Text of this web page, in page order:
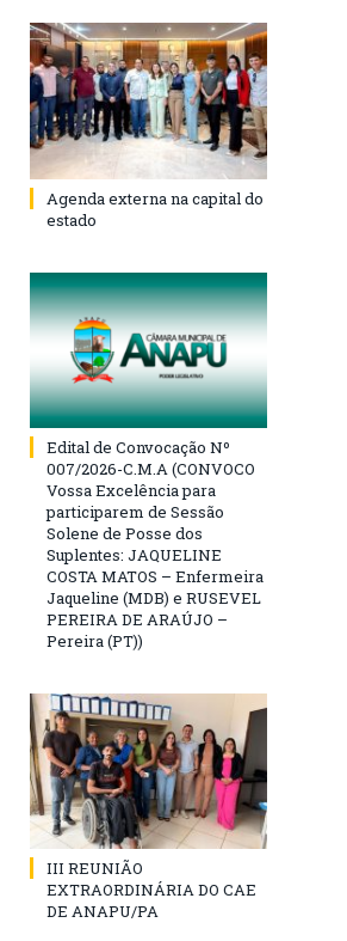
Agenda externa na capital do
estado
Edital de Convocação Nº
007/2026-C.M.A (CONVOCO
Vossa Excelência para
participarem de Sessão
Solene de Posse dos
Suplentes: JAQUELINE
COSTA MATOS – Enfermeira
Jaqueline (MDB) e RUSEVEL
PEREIRA DE ARAÚJO –
Pereira (PT))
III REUNIÃO
EXTRAORDINÁRIA DO CAE
DE ANAPU/PA